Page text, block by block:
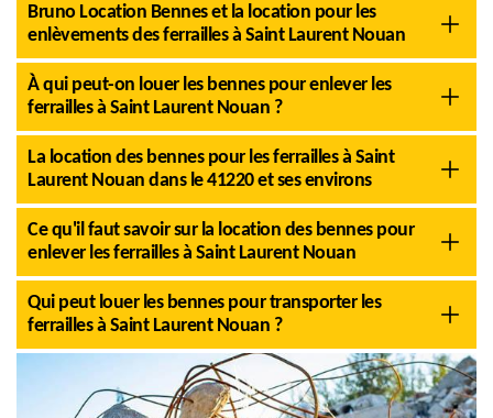
Bruno Location Bennes et la location pour les
enlèvements des ferrailles à Saint Laurent Nouan
À qui peut-on louer les bennes pour enlever les
ferrailles à Saint Laurent Nouan ?
La location des bennes pour les ferrailles à Saint
Laurent Nouan dans le 41220 et ses environs
Ce qu'il faut savoir sur la location des bennes pour
enlever les ferrailles à Saint Laurent Nouan
Qui peut louer les bennes pour transporter les
ferrailles à Saint Laurent Nouan ?